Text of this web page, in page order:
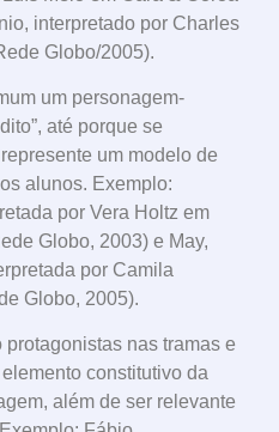
interpretado por Charles
Globo/2005).
um personagem-
até porque se
um modelo de
alunos. Exemplo:
por Vera Holtz em
Globo, 2003) e May,
por Camila
Globo, 2005).
nas tramas e
constitutivo da
além de ser relevante